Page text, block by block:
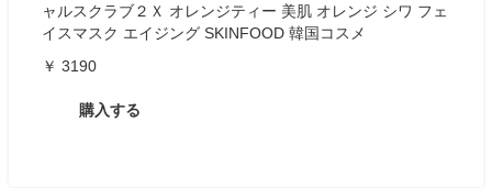
ャルスクラブ２Ｘ オレンジティー 美肌 オレンジ シワ フェ
イスマスク エイジング SKINFOOD 韓国コスメ
￥ 3190
購入する